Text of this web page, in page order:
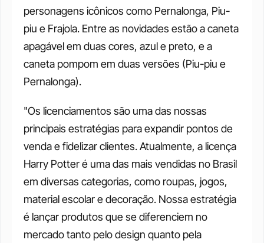
personagens icônicos como Pernalonga, Piu-
piu e Frajola. Entre as novidades estão a caneta
apagável em duas cores, azul e preto, e a
caneta pompom em duas versões (Piu-piu e
Pernalonga).
"Os licenciamentos são uma das nossas
principais estratégias para expandir pontos de
venda e fidelizar clientes. Atualmente, a licença
Harry Potter é uma das mais vendidas no Brasil
em diversas categorias, como roupas, jogos,
material escolar e decoração. Nossa estratégia
é lançar produtos que se diferenciem no
mercado tanto pelo design quanto pela